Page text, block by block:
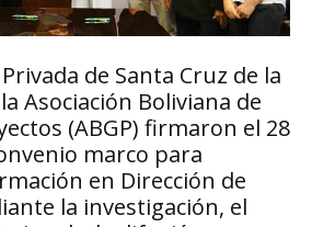
de Santa Cruz de la
Asociación Boliviana de
(ABGP) firmaron el 28
marco para
en Dirección de
la investigación, el